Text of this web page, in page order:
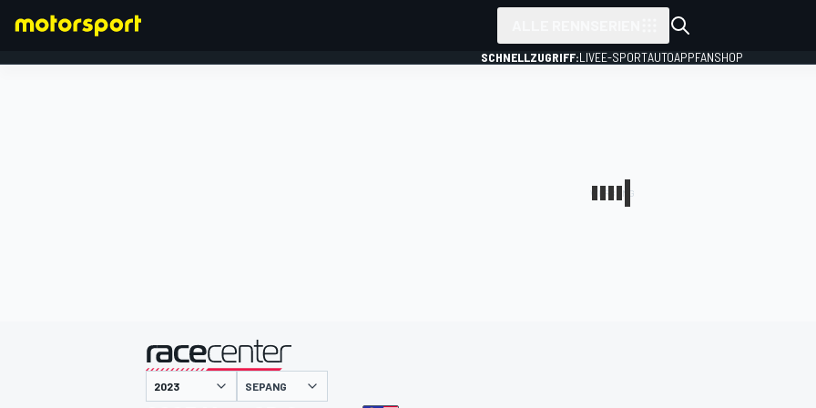
SCHNELLZUGRIFF:LIVEE-SPORTAUTOAPPFANSHOP
SEPANG